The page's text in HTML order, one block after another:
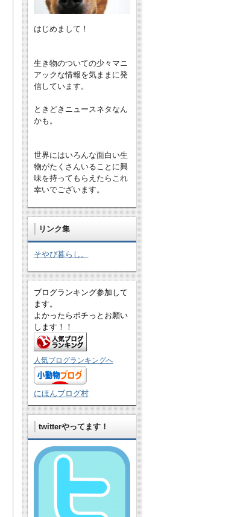
はじめまして！
生き物のついての少々マニ
アックな情報を気ままに発
信しています。
ときどきニュースネタなん
かも。
世界にはいろんな面白い生
物がたくさんいることに興
味を持ってもらえたらこれ
幸いでございます。
リンク集
そやぴ暮らし。
ブログランキング参加して
ます。
よかったらポチっとお願い
します！！
人気ブログランキングへ
にほんブログ村
twitterやってます！